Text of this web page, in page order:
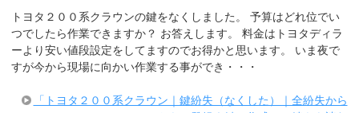
トヨタ２００系クラウンの鍵をなくしました。 予算はどれ位でい
つでしたら作業できますか？ お答えします。 料金はトヨタディラ
ーより安い値段設定をしてますのでお得かと思います。 いま夜で
すが今から現場に向かい作業する事ができ・・・
「トヨタ２００系クラウン｜鍵紛失（なくした）｜全紛失から